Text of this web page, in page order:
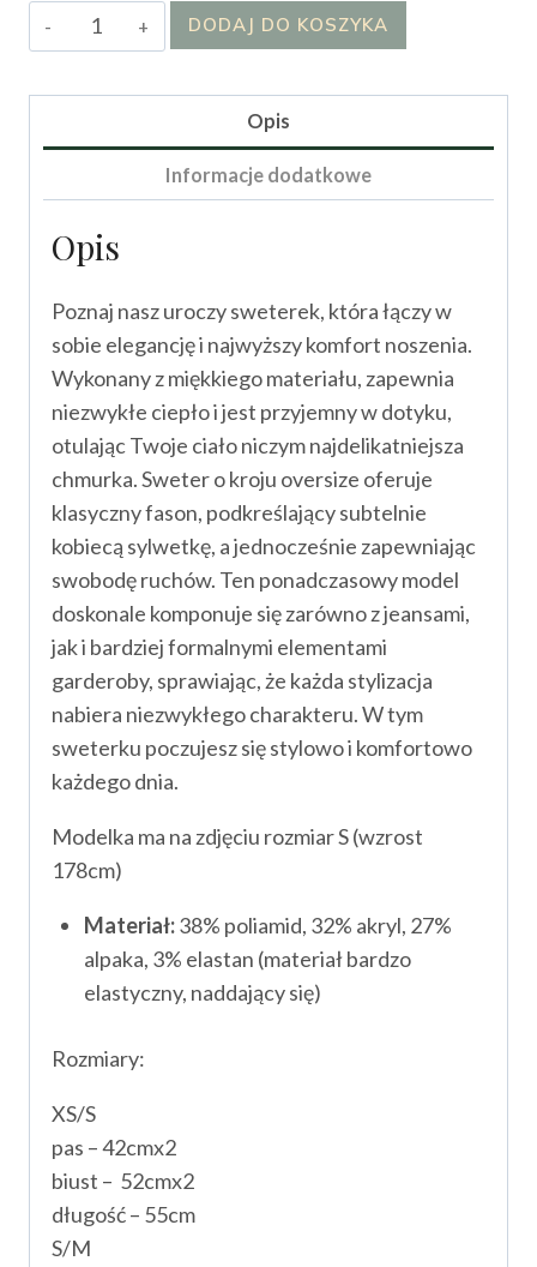
ilość
Sweter
DODAJ DO KOSZYKA
Opis
Informacje dodatkowe
Opis
Poznaj nasz uroczy sweterek, która łączy w
sobie elegancję i najwyższy komfort noszenia.
Wykonany z miękkiego materiału, zapewnia
niezwykłe ciepło i jest przyjemny w dotyku,
otulając Twoje ciało niczym najdelikatniejsza
chmurka. Sweter o kroju oversize oferuje
klasyczny fason, podkreślający subtelnie
kobiecą sylwetkę, a jednocześnie zapewniając
swobodę ruchów. Ten ponadczasowy model
doskonale komponuje się zarówno z jeansami,
jak i bardziej formalnymi elementami
garderoby, sprawiając, że każda stylizacja
nabiera niezwykłego charakteru. W tym
sweterku poczujesz się stylowo i komfortowo
każdego dnia.
Modelka ma na zdjęciu rozmiar S (wzrost
178cm)
Materiał:38% poliamid, 32% akryl, 27%
alpaka, 3% elastan (materiał bardzo
elastyczny, naddający się)
Rozmiary:
XS/S
pas – 42cmx2
biust – 52cmx2
długość – 55cm
S/M